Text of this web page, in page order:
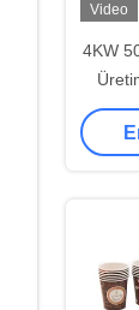
Video
4KW